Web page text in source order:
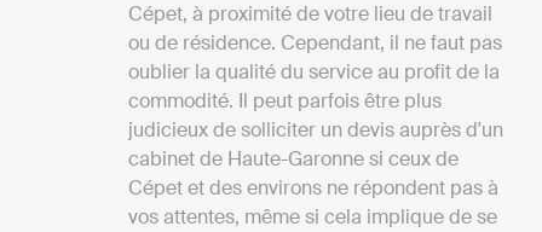
Cépet, à proximité de votre lieu de travail
ou de résidence. Cependant, il ne faut pas
oublier la qualité du service au profit de la
commodité. Il peut parfois être plus
judicieux de solliciter un devis auprès d'un
cabinet de Haute-Garonne si ceux de
Cépet et des environs ne répondent pas à
vos attentes, même si cela implique de se